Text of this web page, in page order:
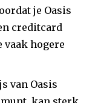
je Oasis
creditcard
vaak hogere
van Oasis